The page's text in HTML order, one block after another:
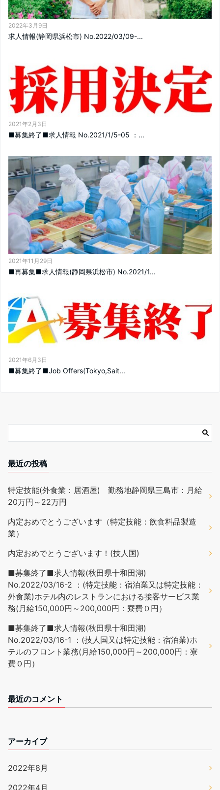
2022年3月9日
求人情報(静岡県浜松市) No.2022/03/09-...
2021年2月3日
■募集終了■求人情報 No.2021/1/5-05 ：...
2021年11月29日
■再募集■求人情報(静岡県浜松市) No.2021/1...
2021年6月3日
■募集終了■Job Offers(Tokyo,Sait...
最近の投稿
特定技能(外食業：居酒屋) 勤務地静岡県三島市：月給
20万円～22万円
内定おめでとうございます（特定技能：飲食料品製造
業）
内定おめでとうございます！(技人国)
■募集終了■求人情報(秋田県十和田湖)
No.2022/03/16-2 ：(特定技能：宿泊業又は特定技能：
外食業)ホテル内のレストランにおける接客サービス業
務(月給150,000円～200,000円：寮費０円）
■募集終了■求人情報(秋田県十和田湖)
No.2022/03/16-1 ：(技人国又は特定技能：宿泊業)ホ
テルのフロント業務(月給150,000円～200,000円：寮
費０円）
最近のコメント
アーカイブ
2022年8月
2022年4月